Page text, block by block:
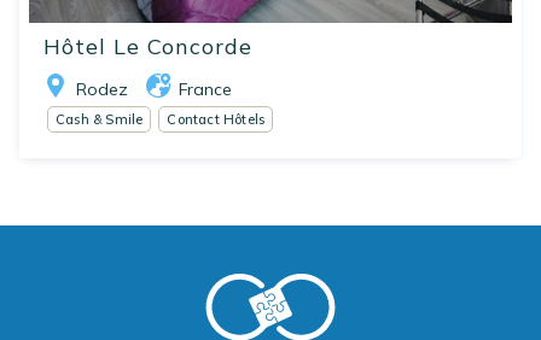
Hôtel Le Concorde
Rodez France
Cash & Smile Contact Hôtels